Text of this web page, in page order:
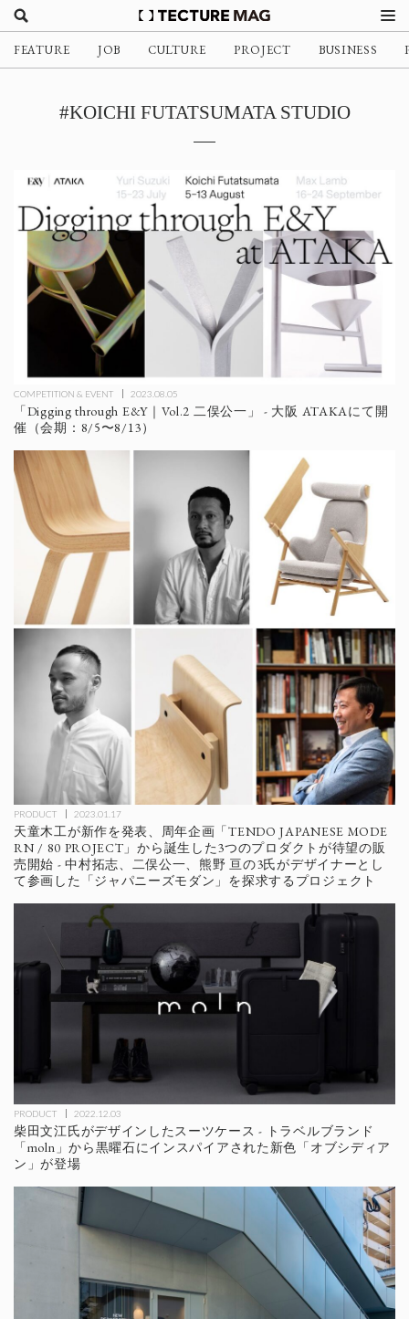
FEATURE JOB CULTURE PROJECT BUSINESS
#KOICHI FUTATSUMATA STUDIO
COMPETITION & EVENT 2023.08.05
「Digging through E&Y｜Vol.2 二俣公一」 - 大阪 ATAKAにて開
催（会期：8/5〜8/13）
PRODUCT 2023.01.17
天童木工が新作を発表、周年企画「TENDO JAPANESE MODE
RN / 80 PROJECT」から誕生した3つのプロダクトが待望の販
売開始 - 中村拓志、二俣公一、熊野 亘の3氏がデザイナーとし
て参画した「ジャパニーズモダン」を探求するプロジェクト
PRODUCT 2022.12.03
柴田文江氏がデザインしたスーツケース - トラベルブランド
「moln」から黒曜石にインスパイアされた新色「オブシディア
ン」が登場